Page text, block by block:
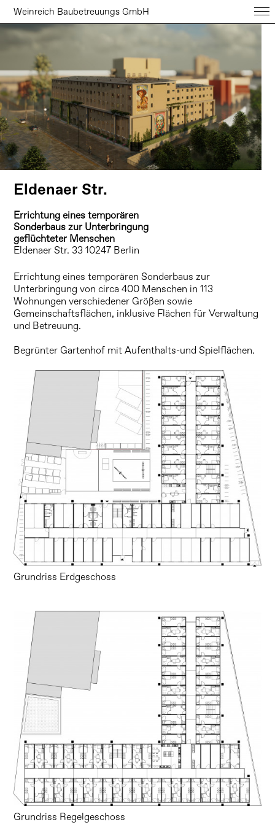
Weinreich Baubetreuungs GmbH
Eldenaer Str.
Errichtung eines temporären
Sonderbaus zur Unterbringung
geflüchteter Menschen
Eldenaer Str. 33 10247 Berlin
Errichtung eines temporären Sonderbaus zur
Unterbringung von circa 400 Menschen in 113
Wohnungen verschiedener Größen sowie
Gemeinschaftsflächen, inklusive Flächen für Verwaltung
und Betreuung.
Begrünter Gartenhof mit Aufenthalts-und Spielflächen.
Grundriss Erdgeschoss
Grundriss Regelgeschoss